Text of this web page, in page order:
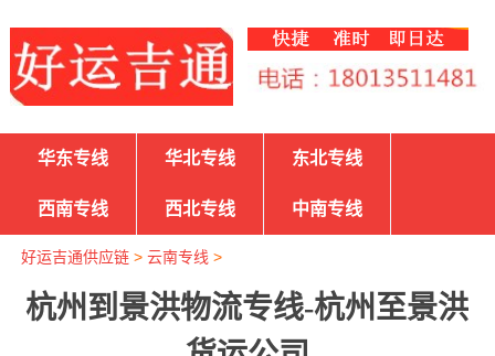
华东专线 华北专线 东北专线
西南专线 西北专线 中南专线
好运吉通供应链> 云南专线 >
杭州到景洪物流专线-杭州至景洪